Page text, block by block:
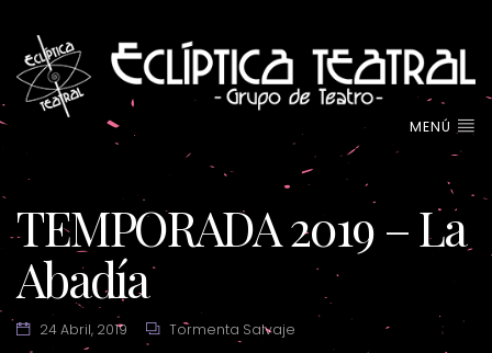
MENÚ
TEMPORADA 2019 – La
Abadía
24 Abril, 2019 Tormenta Salvaje